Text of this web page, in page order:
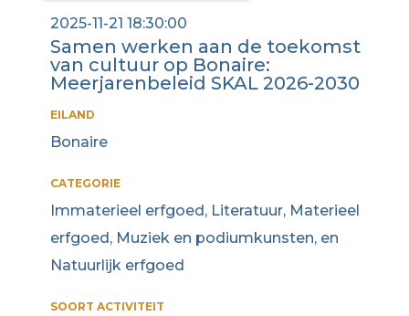
2025-11-21 18:30:00
Samen werken aan de toekomst
van cultuur op Bonaire:
Meerjarenbeleid SKAL 2026-2030
EILAND
Bonaire
CATEGORIE
Immaterieel erfgoed, Literatuur, Materieel
erfgoed, Muziek en podiumkunsten, en
Natuurlijk erfgoed
SOORT ACTIVITEIT